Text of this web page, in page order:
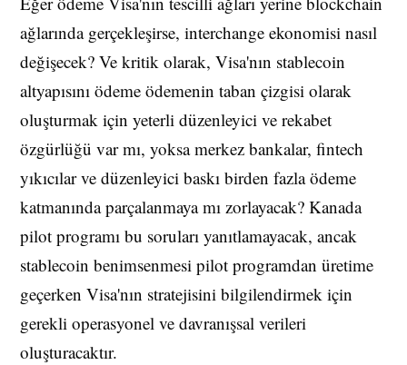
ağlarında gerçekleşirse, interchange ekonomisi nasıl
değişecek? Ve kritik olarak, Visa'nın stablecoin
altyapısını ödeme ödemenin taban çizgisi olarak
oluşturmak için yeterli düzenleyici ve rekabet
özgürlüğü var mı, yoksa merkez bankalar, fintech
yıkıcılar ve düzenleyici baskı birden fazla ödeme
katmanında parçalanmaya mı zorlayacak? Kanada
pilot programı bu soruları yanıtlamayacak, ancak
stablecoin benimsenmesi pilot programdan üretime
geçerken Visa'nın stratejisini bilgilendirmek için
gerekli operasyonel ve davranışsal verileri
oluşturacaktır.